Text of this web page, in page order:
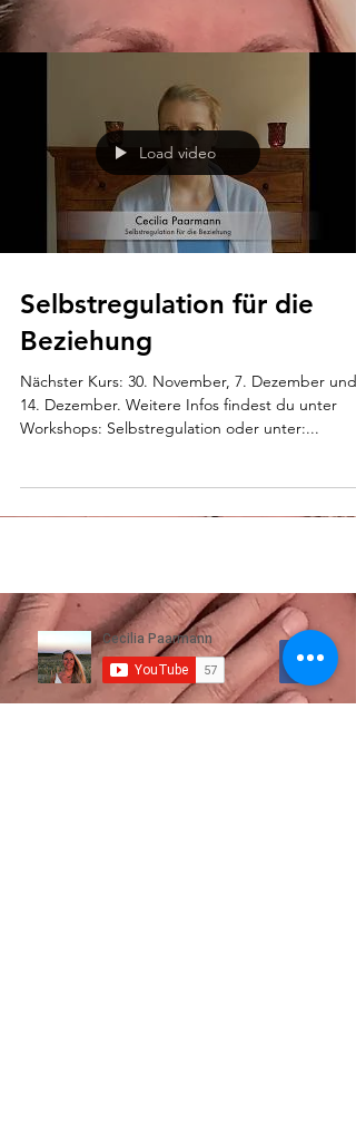
Load video
Selbstregulation für die
Beziehung
Nächster Kurs: 30. November, 7. Dezember und
14. Dezember. Weitere Infos findest du unter
Workshops: Selbstregulation oder unter:...